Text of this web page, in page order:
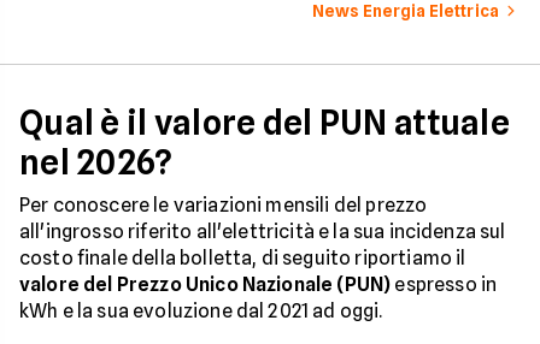
News Energia Elettrica
Qual è il valore del PUN attuale
nel 2026?
Per conoscere le variazioni mensili del prezzo
all'ingrosso riferito all'elettricità e la sua incidenza sul
costo finale della bolletta, di seguito riportiamo il
valore del Prezzo Unico Nazionale (PUN) espresso in
kWh e la sua evoluzione dal 2021 ad oggi.